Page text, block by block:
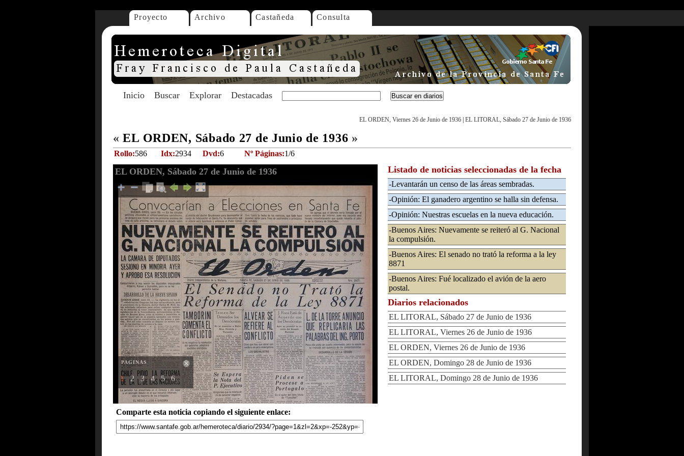
Proyecto Archivo Castañeda Consulta
Inicio Buscar Explorar Destacadas
EL ORDEN, Viernes 26 de Junio de 1936 EL LITORAL, Sábado 27 de Junio de 1936
« EL ORDEN, Sábado 27 de Junio de 1936 »
Rollo:586 Idx:2934 Dvd:6 Nº Páginas:1/6
EL ORDEN, Sábado 27 de Junio de 1936
PAGINAS
1 2 3 4 5 6
Comparte esta noticia copiando el siguiente enlace:
Listado de noticias seleccionadas de la fecha
-Levantarán un censo de las áreas sembradas.
-Opinión: El ganadero argentino se halla sin defensa.
-Opinión: Nuestras escuelas en la nueva educación.
-Buenos Aires: Nuevamente se reiteró al G. Nacional
la compulsión.
-Buenos Aires: El senado no trató la reforma a la ley
8871
-Buenos Aires: Fué localizado el avión de la aero
postal.
Diarios relacionados
EL LITORAL, Sábado 27 de Junio de 1936
EL LITORAL, Viernes 26 de Junio de 1936
EL ORDEN, Viernes 26 de Junio de 1936
EL ORDEN, Domingo 28 de Junio de 1936
EL LITORAL, Domingo 28 de Junio de 1936